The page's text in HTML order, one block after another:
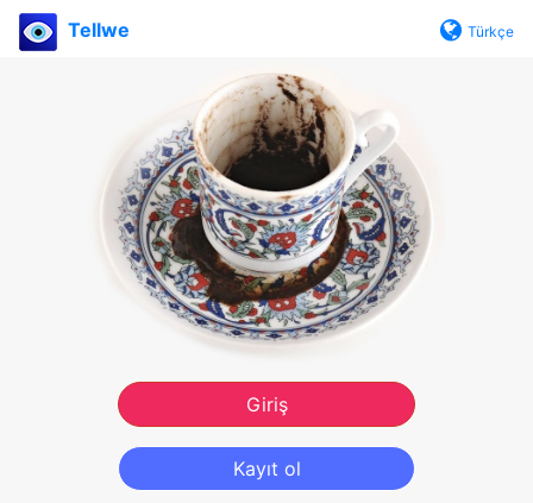
Tellwe Türkçe
Giriş
Kayıt ol